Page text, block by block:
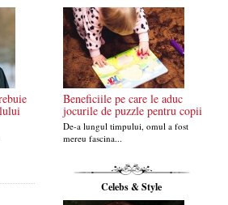
Beneficiile pe care le aduc
jocurile de puzzle pentru copii
De-a lungul timpului, omul a fost
mereu fascina...
Celebs & Style